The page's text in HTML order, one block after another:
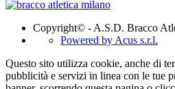
Copyright© - A.S.D. Bracco
Powered by Acus s.r.l.
Questo sito utilizza cookie, anche di
pubblicità e servizi in linea con le tue